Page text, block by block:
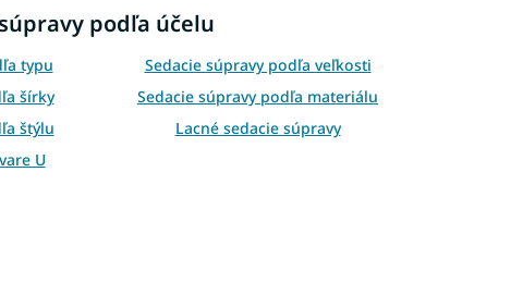
podľa účelu
typu
Sedacie súpravy podľa veľkosti
šírky
Sedacie súpravy podľa materiálu
štýlu
Lacné sedacie súpravy
U